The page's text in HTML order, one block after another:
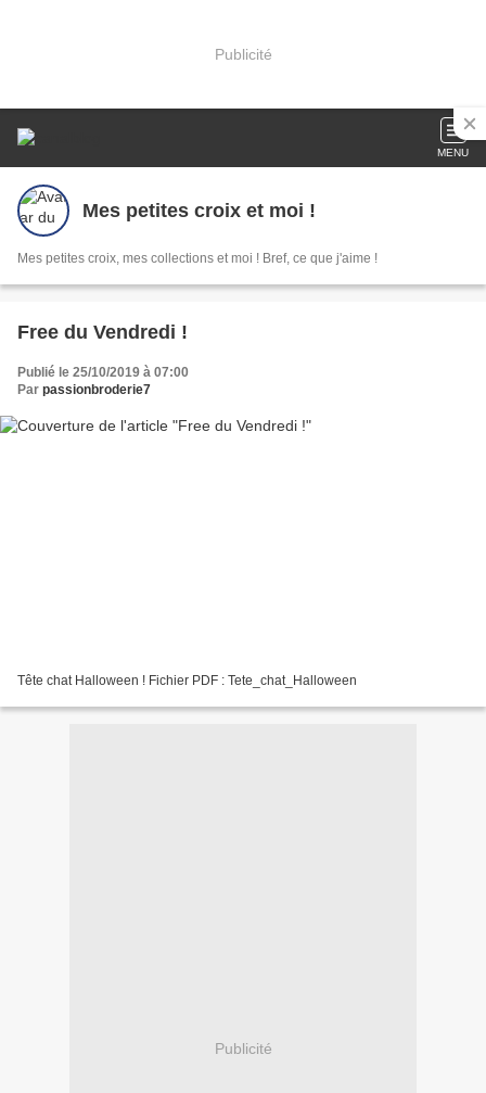
Publicité
MENU
Mes petites croix et moi !
Mes petites croix, mes collections et moi ! Bref, ce que j'aime !
Free du Vendredi !
Publié le 25/10/2019 à 07:00
Par passionbroderie7
Tête chat Halloween ! Fichier PDF : Tete_chat_Halloween
Publicité